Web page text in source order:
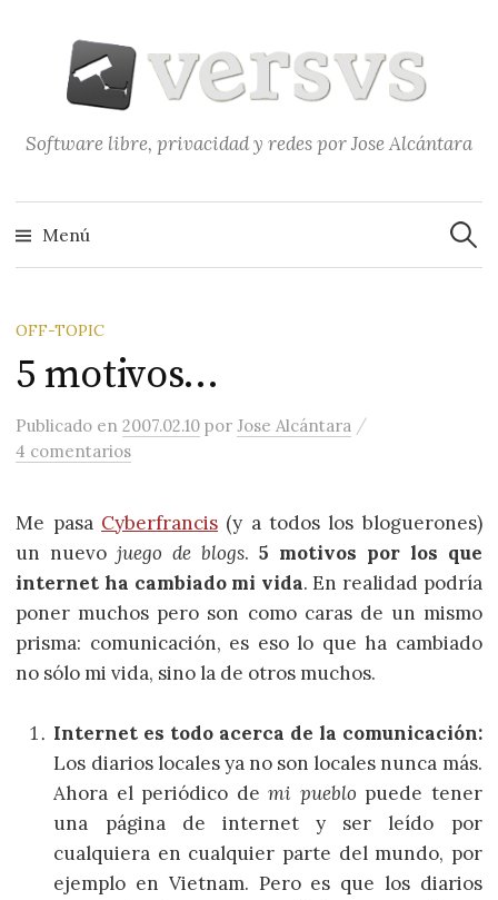
contenido
Software libre, privacidad y redes por Jose Alcántara
Menú
OFF-TOPIC
5 motivos…
Publicado en2007.02.10 porJose Alcántara /
4 comentarios
Me pasa Cyberfrancis (y a todos los bloguerones)
un nuevojuego de blogs. 5 motivos por los que
internet ha cambiado mi vida. En realidad podría
poner muchos pero son como caras de un mismo
prisma: comunicación, es eso lo que ha cambiado
no sólo mi vida, sino la de otros muchos.
Internet es todo acerca de la comunicación:
Los diarios locales ya no son locales nunca más.
Ahora el periódico demi pueblo puede tener
una página de internet y ser leído por
cualquiera en cualquier parte del mundo, por
ejemplo en Vietnam. Pero es que los diarios